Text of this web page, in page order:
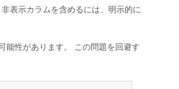
表示カラムを含めるには、明示的に
能性があります。 この問題を回避す